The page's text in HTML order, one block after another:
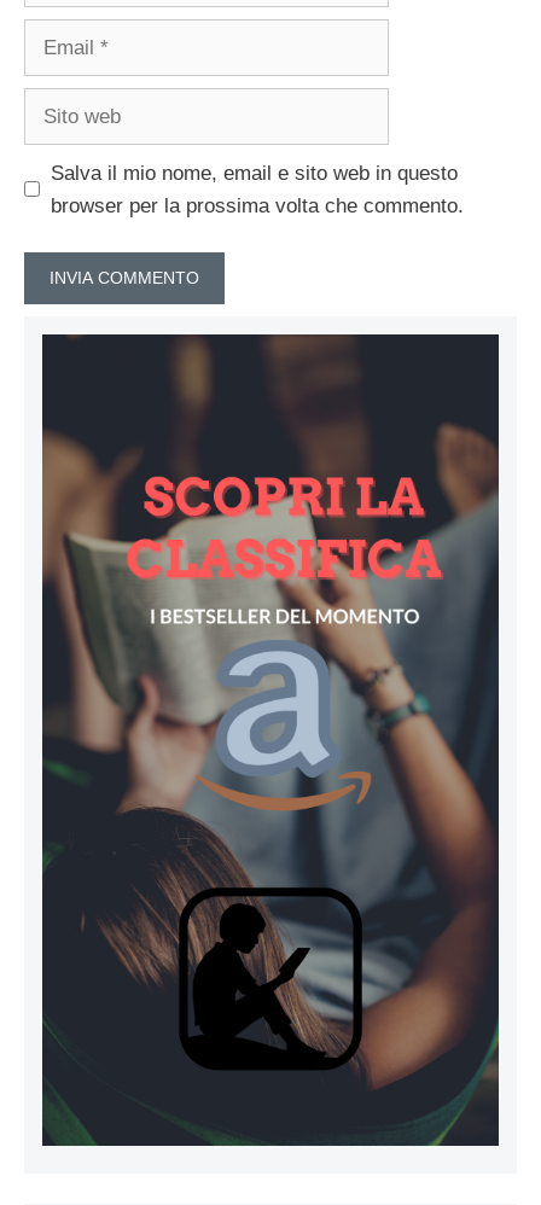
Salva il mio nome, email e sito web in questo
browser per la prossima volta che commento.